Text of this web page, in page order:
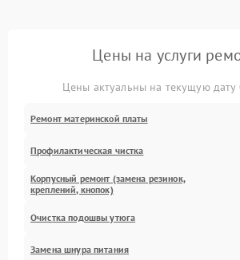
Цены на услуги
Цены актуальны на текущую дату
Ремонт материнской платы
Профилактическая чистка
Корпусный ремонт (замена резинок,
креплений, кнопок)
Очистка подошвы утюга
Замена шнура питания